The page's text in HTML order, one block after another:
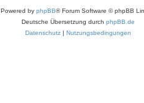
Powered by phpBB® Forum Software © phpBB
Deutsche Übersetzung durch phpBB.de
Datenschutz | Nutzungsbedingungen